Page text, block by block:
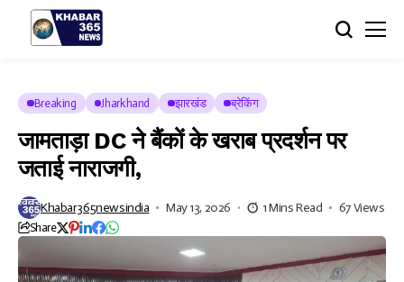
Breaking Jharkhand झारखंड ब्रेकिंग
जामताड़ा DC ने बैंकों के खराब प्रदर्शन पर
जताई नाराजगी,
Khabar365newsindia May 13, 2026 1 Mins Read 67 Views
Share